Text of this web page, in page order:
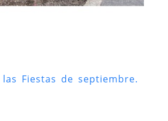
Fiestas de septiembre.